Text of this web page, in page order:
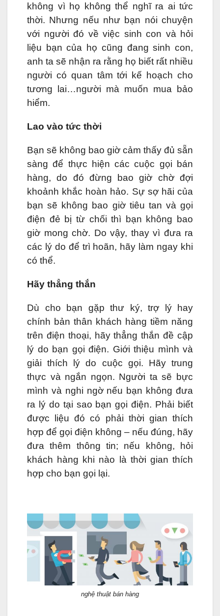
không vì họ không thể nghĩ ra ai tức
thời. Nhưng nếu như bạn nói chuyện
với người đó về việc sinh con và hỏi
liệu bạn của họ cũng đang sinh con,
anh ta sẽ nhận ra rằng họ biết rất nhiều
người có quan tâm tới kế hoạch cho
tương lai…người mà muốn mua bảo
hiểm.
Lao vào tức thời
Bạn sẽ không bao giờ cảm thấy đủ sẵn
sàng để thực hiện các cuộc gọi bán
hàng, do đó đừng bao giờ chờ đợi
khoảnh khắc hoàn hảo. Sự sợ hãi của
bạn sẽ không bao giờ tiêu tan và gọi
điện đẻ bị từ chối thì bạn không bao
giờ mong chờ. Do vậy, thay vì đưa ra
các lý do để trì hoãn, hãy làm ngay khi
có thể.
Hãy thẳng thắn
Dù cho bạn gặp thư ký, trợ lý hay
chính bản thân khách hàng tiềm năng
trên điện thoại, hãy thẳng thắn đề cập
lý do bạn gọi điện. Giới thiệu mình và
giải thích lý do cuộc gọi. Hãy trung
thực và ngắn ngọn. Người ta sẽ bực
mình và nghi ngờ nếu bạn không đưa
ra lý do tại sao bạn gọi điện. Phải biết
được liệu đó có phải thời gian thích
hợp để gọi điện không – nếu đúng, hãy
đưa thêm thông tin; nếu không, hỏi
khách hàng khi nào là thời gian thích
hợp cho bạn gọi lại.
nghệ thuật bán hàng